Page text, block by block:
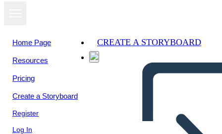
Home Page
Resources
Pricing
Create a Storyboard
Register
Log In
CREATE A STORYBOARD